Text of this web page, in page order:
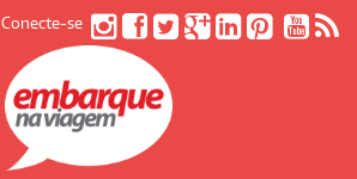
Conecte-se